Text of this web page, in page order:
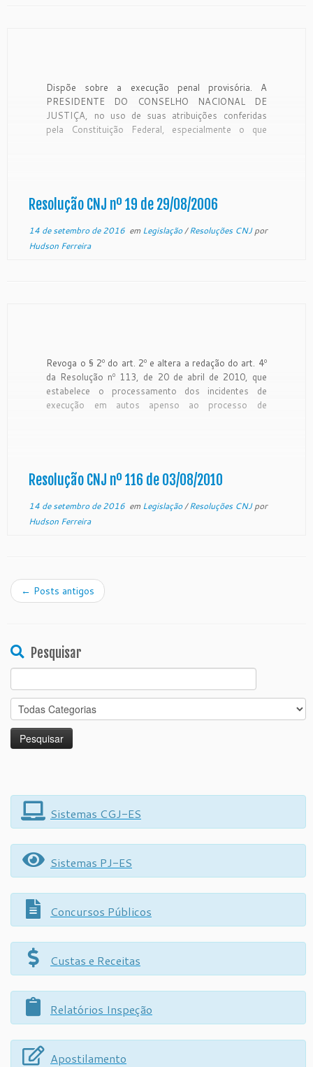
Dispõe sobre a execução penal provisória. A
PRESIDENTE DO CONSELHO NACIONAL DE
JUSTIÇA, no uso de suas atribuições conferidas
pela Constituição Federal, especialmente o que
Resolução CNJ nº 19 de 29/08/2006
14 de setembro de 2016em Legislação/Resoluções CNJpor
Hudson Ferreira
Revoga o § 2º do art. 2º e altera a redação do art. 4º
da Resolução nº 113, de 20 de abril de 2010, que
estabelece o processamento dos incidentes de
execução em autos apenso ao processo de
Resolução CNJ nº 116 de 03/08/2010
14 de setembro de 2016em Legislação/Resoluções CNJpor
Hudson Ferreira
← Posts antigos
Pesquisar
for:
Sistemas CGJ-ES
Sistemas PJ-ES
Concursos Públicos
Custas e Receitas
Relatórios Inspeção
Apostilamento